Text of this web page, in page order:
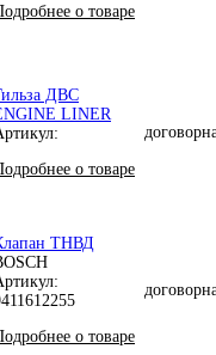
о товаре
ДВС
LINER
о товаре
ТНВД
о товаре